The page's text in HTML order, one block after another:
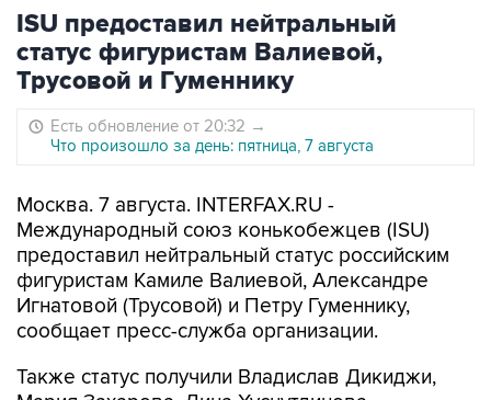
ISU предоставил нейтральный
статус фигуристам Валиевой,
Трусовой и Гуменнику
Есть обновление от 20:32 →
Что произошло за день: пятница, 7 августа
Москва. 7 августа. INTERFAX.RU -
Международный союз конькобежцев (ISU)
предоставил нейтральный статус российским
фигуристам Камиле Валиевой, Александре
Игнатовой (Трусовой) и Петру Гуменнику,
сообщает пресс-служба организации.
Также статус получили Владислав Дикиджи,